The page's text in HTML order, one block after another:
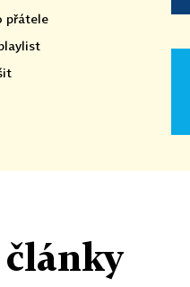
přátele